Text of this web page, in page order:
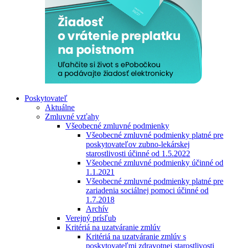
Poskytovateľ
Aktuálne
Zmluvné vzťahy
Všeobecné zmluvné podmienky
Všeobecné zmluvné podmienky platné pre
poskytovateľov zubno-lekárskej
starostlivosti účinné od 1.5.2022
Všeobecné zmluvné podmienky účinné od
1.1.2021
Všeobecné zmluvné podmienky platné pre
zariadenia sociálnej pomoci účinné od
1.7.2018
Archív
Verejný prísľub
Kritériá na uzatváranie zmlúv
Kritériá na uzatváranie zmlúv s
poskytovateľmi zdravotnej starostlivosti